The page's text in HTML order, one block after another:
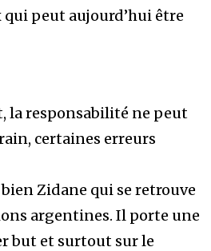
peut aujourd’hui être
la responsabilité ne peut
certaines erreurs
Zidane qui se retrouve
argentines. Il porte une
but et surtout sur le